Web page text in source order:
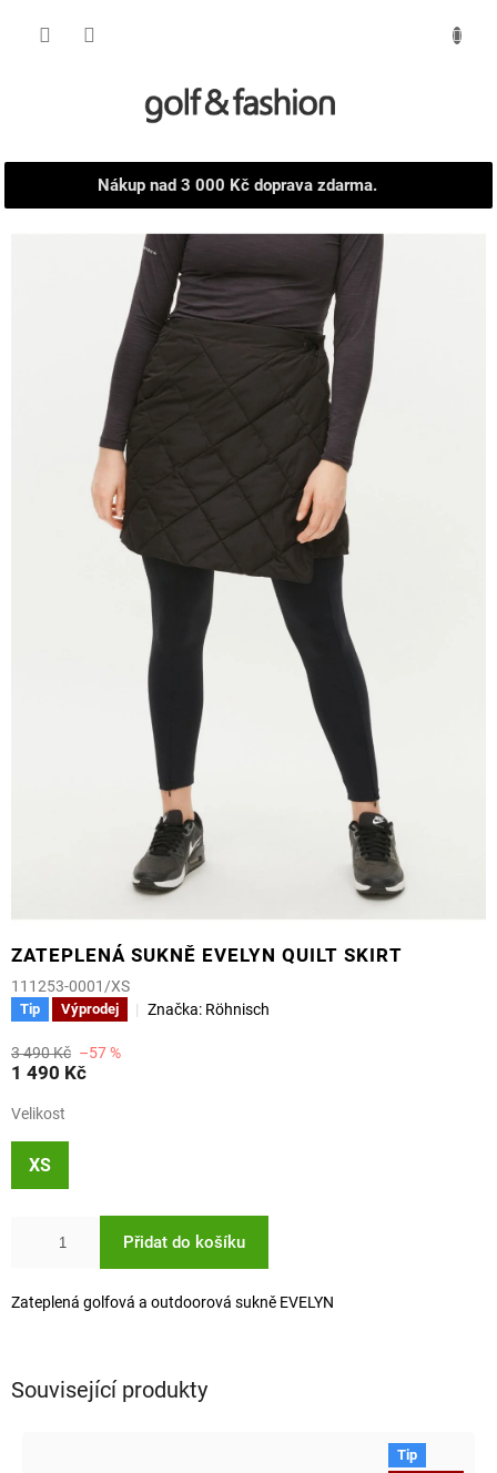
NÁKUPNÍ
Nákup nad 3 000 Kč doprava zdarma.
ZATEPLENÁ SUKNĚ EVELYN QUILT SKIRT
111253-0001/XS
Tip Výprodej Značka: Röhnisch
3 490 Kč –57 %
1 490 Kč
Velikost
XS
Přidat do košíku
Zateplená golfová a outdoorová sukně EVELYN
Související produkty
Tip